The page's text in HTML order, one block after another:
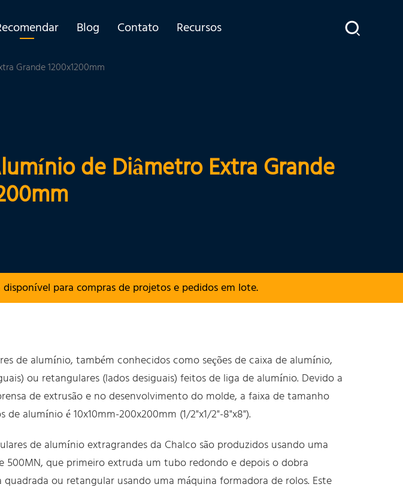
Blog Contato Recursos
Grande 1200x1200mm
de Diâmetro Extra Grande
disponível para compras de projetos e pedidos em lote.
de alumínio, também conhecidos como seções de caixa de alumínio,
ou retangulares (lados desiguais) feitos de liga de alumínio. Devido a
de extrusão e no desenvolvimento do molde, a faixa de tamanho
alumínio é 10x10mm-200x200mm (1/2"x1/2"-8"x8").
de alumínio extragrandes da Chalco são produzidos usando uma
500MN, que primeiro extruda um tubo redondo e depois o dobra
ou retangular usando uma máquina formadora de rolos. Este